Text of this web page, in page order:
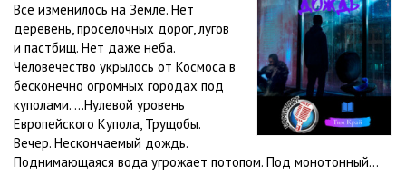
Все изменилось на Земле. Нет
деревень, проселочных дорог, лугов
и пастбищ. Нет даже неба.
Человечество укрылось от Космоса в
бесконечно огромных городах под
куполами. …Нулевой уровень
Европейского Купола, Трущобы.
Вечер. Нескончаемый дождь.
Поднимающаяся вода угрожает потопом. Под монотонный...